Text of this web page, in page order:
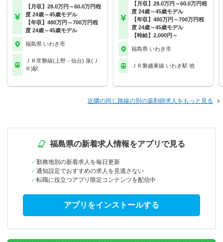
【月収】28.0万円～60.0万円程
度 24歳～45歳モデル
【年収】480万円～700万円程
度 24歳～45歳モデル
福島県 いわき市
ＪＲ常磐線(上野－仙台) 泉(Ｊ
Ｒ)駅
【月収】28.0万円～60.0万円程
度 24歳～45歳モデル
【年収】480万円～700万円程
度 24歳～45歳モデル
【時給】2,000円～
福島県 いわき市
ＪＲ磐越東線 いわき駅 他
近隣の同じ路線の別の薬剤師求人をもっと見る
福島県の新着求人情報をアプリで見る
勤務地別の新着求人を毎日更新
通知設定でおすすめの求人を見逃さない
転職に役立つアプリ限定コンテンツを配信中
アプリをインストールする